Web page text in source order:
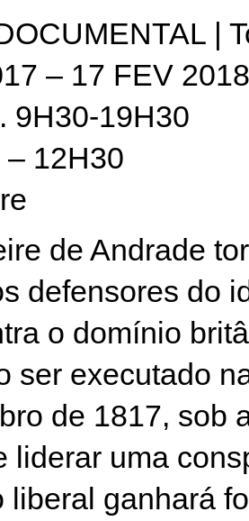
|
– 17 FEV 2018
9H30-19H30
12H30
de Andrade
defensores do
o domínio
ser executado
de 1817, sob
liderar uma
liberal ganhará